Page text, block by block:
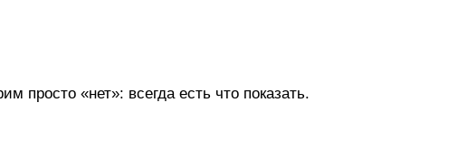
просто «нет»: всегда есть что показать.